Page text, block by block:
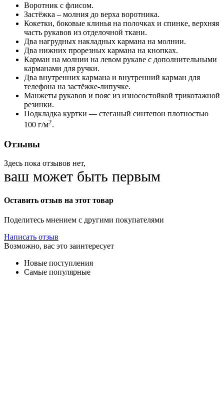
Воротник с флисом.
Застёжка – молния до верха воротника.
Кокетки, боковые клинья на полочках и спинке, верхняя
часть рукавов из отделочной ткани.
Два нагрудных накладных кармана на молнии.
Два нижних прорезных кармана на кнопках.
Карман на молнии на левом рукаве с дополнительными
карманами для ручки.
Два внутренних кармана и внутренний карман для
телефона на застёжке-липучке.
Манжеты рукавов и пояс из износостойкой трикотажной
резинки.
Подкладка куртки — стеганый синтепон плотностью
100 г/м2.
Отзывы
Здесь пока отзывов нет,
ваш может быть первым
Оставить отзыв на этот товар
Поделитесь мнением с другими покупателями
Написать отзыв
Возможно, вас это заинтересует
Новые поступления
Самые популярные